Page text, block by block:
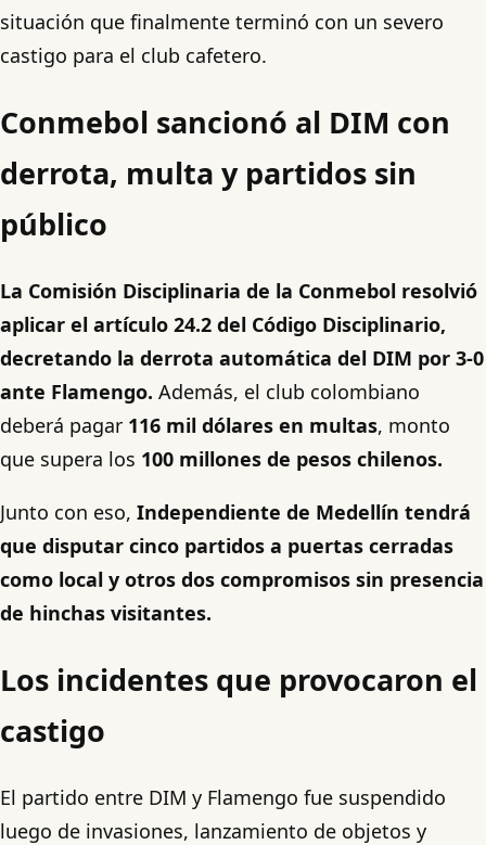
situación que finalmente terminó con un severo
castigo para el club cafetero.
Conmebol sancionó al DIM con
derrota, multa y partidos sin
público
La Comisión Disciplinaria de la Conmebol resolvió
aplicar el artículo 24.2 del Código Disciplinario,
decretando la derrota automática del DIM por 3-0
ante Flamengo. Además, el club colombiano
deberá pagar 116 mil dólares en multas, monto
que supera los 100 millones de pesos chilenos.
Junto con eso, Independiente de Medellín tendrá
que disputar cinco partidos a puertas cerradas
como local y otros dos compromisos sin presencia
de hinchas visitantes.
Los incidentes que provocaron el
castigo
El partido entre DIM y Flamengo fue suspendido
luego de invasiones, lanzamiento de objetos y